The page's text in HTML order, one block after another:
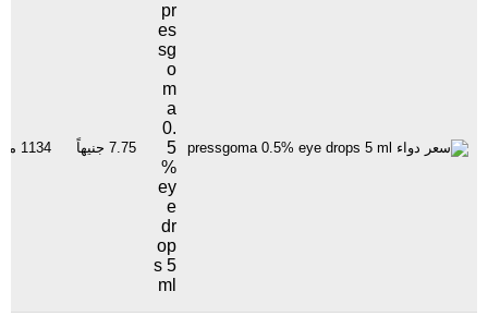
pr
es
sg
o
m
a
0.
5
%
ey
e
dr
op
s 5
ml
7.75 جنيهاً 1134 مشاهدة